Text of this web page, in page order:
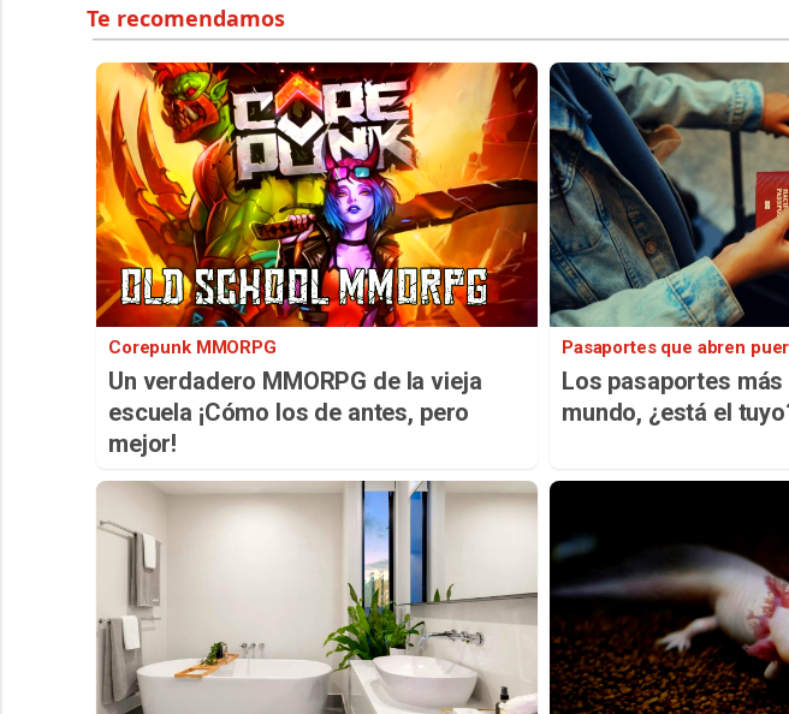
Corepunk MMORPG
Un verdadero MMORPG de la vieja
escuela ¡Cómo los de antes, pero
mejor!
Pasaportes que abren
Los pasaportes
mundo, ¿está el